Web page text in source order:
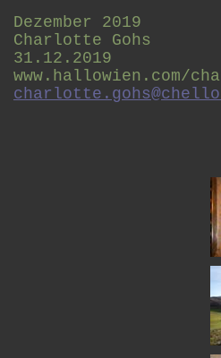
Dezember 2019
Charlotte Gohs
31.12.2019
www.hallowien.com/